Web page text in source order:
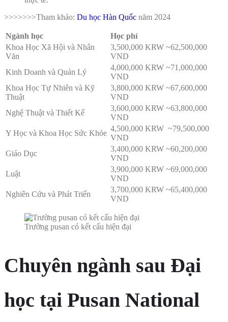
>>>>>>>Tham khảo: Du học Hàn Quốc năm 2024
Ngành học
Học phí
Khoa Học Xã Hội và Nhân
Văn
3,500,000 KRW ~62,500,000
VND
Kinh Doanh và Quản Lý
4,000,000 KRW ~71,000,000
VND
Khoa Học Tự Nhiên và Kỹ
Thuật
3,800,000 KRW ~67,600,000
VND
Nghệ Thuật và Thiết Kế
3,600,000 KRW ~63,800,000
VND
Y Học và Khoa Học Sức Khỏe
4,500,000 KRW ~79,500,000
VND
Giáo Dục
3,400,000 KRW ~60,200,000
VND
Luật
3,900,000 KRW ~69,000,000
VND
Nghiên Cứu và Phát Triển
3,700,000 KRW ~65,400,000
VND
Trường pusan có kết cấu hiện đại
Chuyên ngành sau Đại
học tại Pusan National